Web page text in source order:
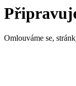
Omlouváme se,